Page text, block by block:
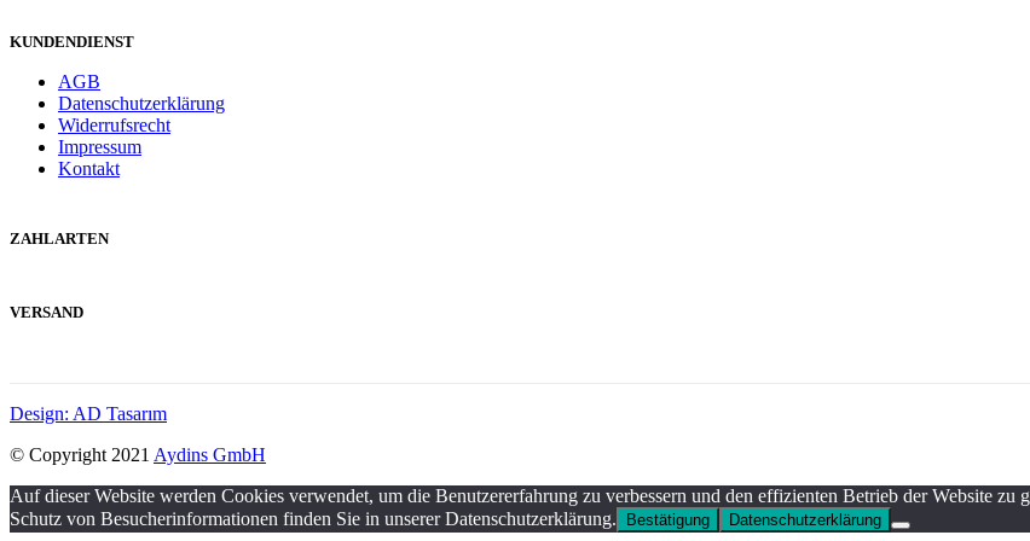
KUNDENDIENST
AGB
Datenschutzerklärung
Widerrufsrecht
Impressum
Kontakt
ZAHLARTEN
VERSAND
Design: AD Tasarım
© Copyright 2021 Aydins GmbH
Auf dieser Website werden Cookies verwendet, um die Benutzererfahrung zu verbessern und den effizienten Betrieb der Website zu
Schutz von Besucherinformationen finden Sie in unserer Datenschutzerklärung.
Bestätigung Datenschutzerklärung